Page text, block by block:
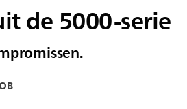
de 5000-serie